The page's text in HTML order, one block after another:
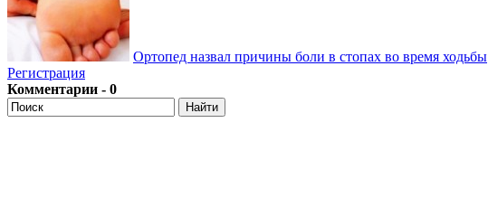
Ортопед назвал причины боли в стопах во время ходьбы
Регистрация
Комментарии - 0